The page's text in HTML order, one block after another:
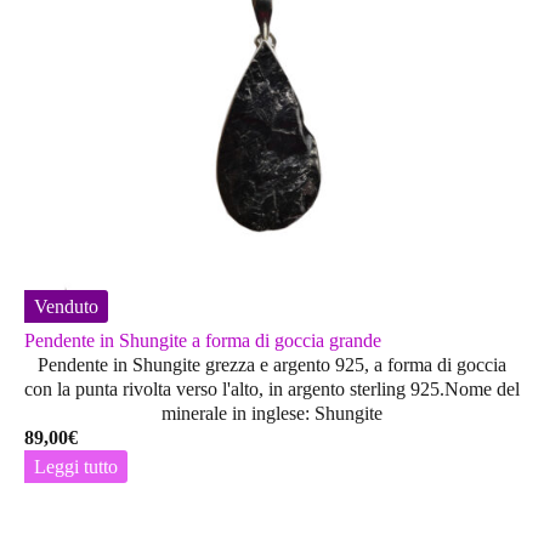
Venduto
Pendente in Shungite a forma di goccia grande
Pendente in Shungite grezza e argento 925, a forma di goccia
con la punta rivolta verso l'alto, in argento sterling 925.Nome del
minerale in inglese: Shungite
89,00€
Leggi tutto